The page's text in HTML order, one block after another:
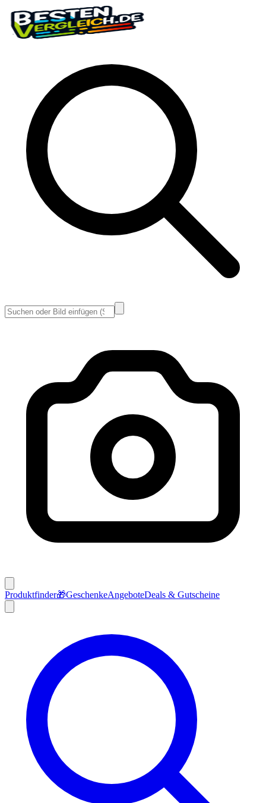
Produktfinder🎁GeschenkeAngeboteDeals & Gutscheine